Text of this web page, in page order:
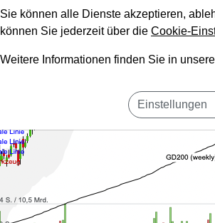
Sie können alle Dienste akzeptieren,
können Sie jederzeit über die Cookie-
Weitere Informationen finden Sie in
Einstellungen